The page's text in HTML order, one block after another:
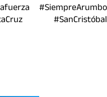
#SiempreArumbo
#SanCristóbal